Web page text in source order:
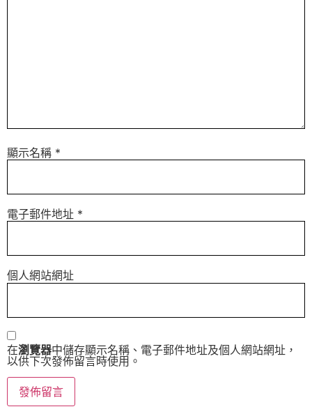
顯示名稱 *
電子郵件地址 *
個人網站網址
在瀏覽器中儲存顯示名稱、電子郵件地址及個人網站網址，
以供下次發佈留言時使用。